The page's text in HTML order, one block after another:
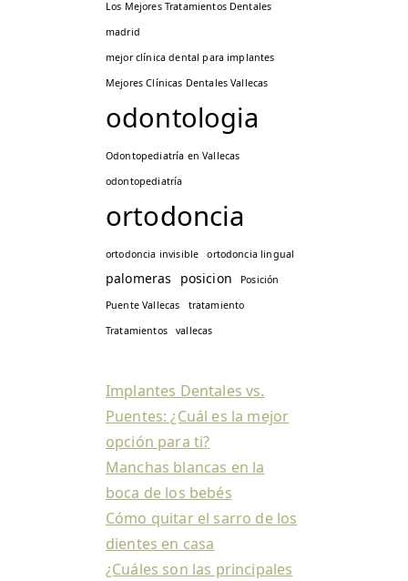
Los Mejores Tratamientos Dentales
madrid
mejor clínica dental para implantes
Mejores Clínicas Dentales Vallecas
odontologia
Odontopediatría en Vallecas
odontopediatría
ortodoncia
ortodoncia invisible ortodoncia lingual
palomeras posicion
Posición
Puente Vallecas
tratamiento
Tratamientos
vallecas
Implantes Dentales vs.
Puentes: ¿Cuál es la mejor
opción para ti?
Manchas blancas en la
boca de los bebés
Cómo quitar el sarro de los
dientes en casa
¿Cuáles son las principales